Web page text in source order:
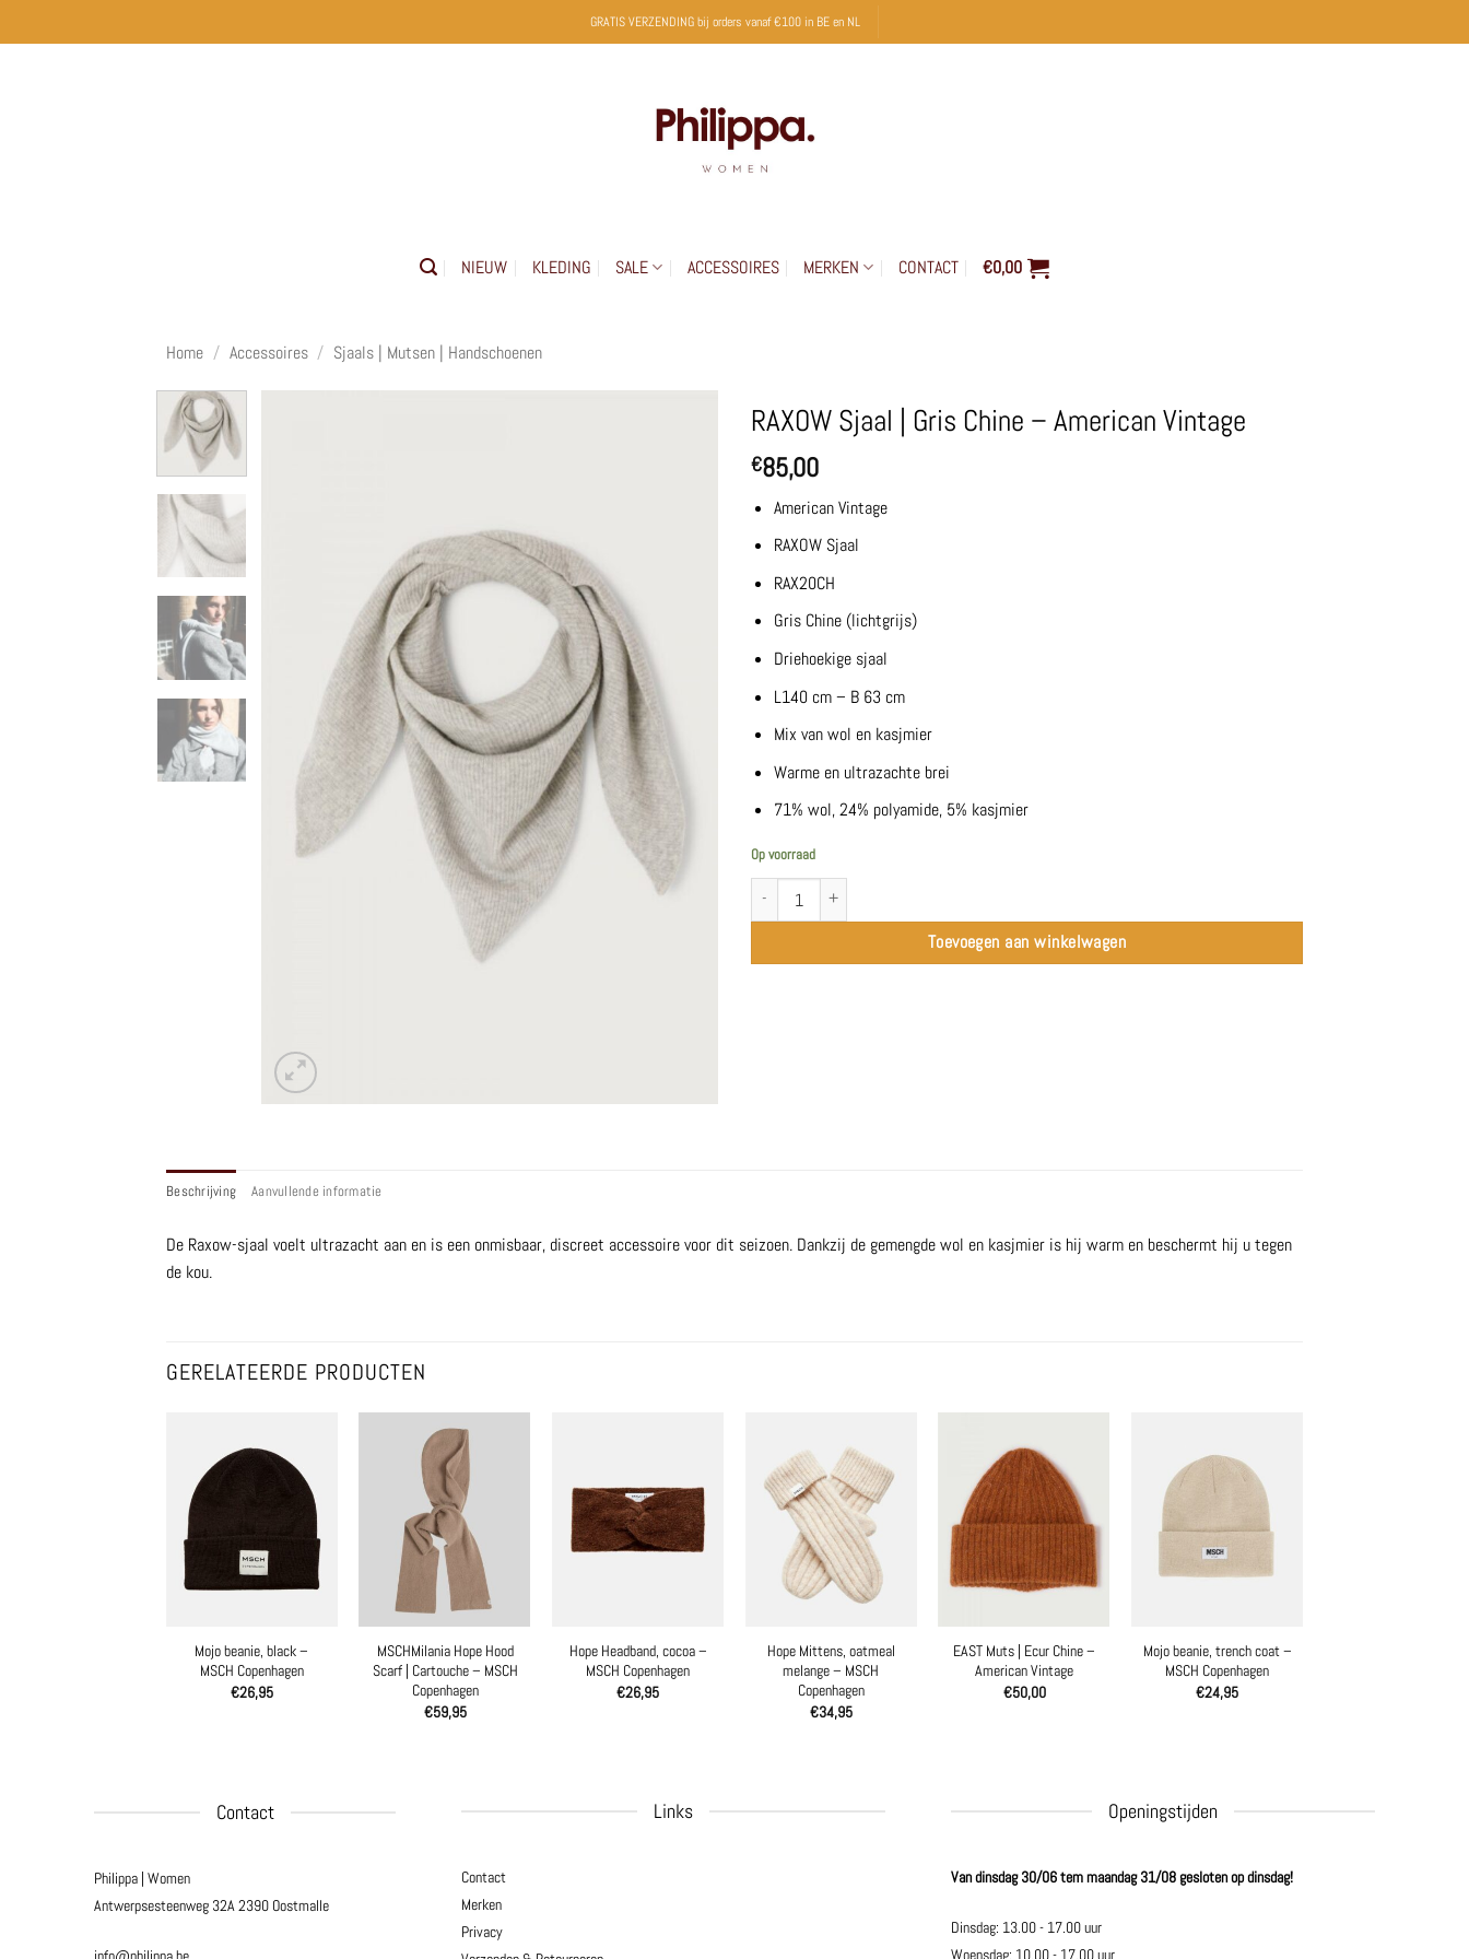
naar
GRATIS VERZENDING bij orders vanaf €100 in BE en NL
NIEUW KLEDING SALE ACCESSOIRES MERKEN CONTACT €0,00
Home / Accessoires / Sjaals | Mutsen | Handschoenen
RAXOW Sjaal | Gris Chine – American Vintage
€85,00
American Vintage
RAXOW Sjaal
RAX20CH
Gris Chine (lichtgrijs)
Driehoekige sjaal
L140 cm – B 63 cm
Mix van wol en kasjmier
Warme en ultrazachte brei
71% wol, 24% polyamide, 5% kasjmier
Op voorraad
RAXOW Sjaal | Gris Chine - American Vintage aantal
Toevoegen aan winkelwagen
Beschrijving Aanvullende informatie
De Raxow-sjaal voelt ultrazacht aan en is een onmisbaar, discreet accessoire voor dit seizoen. Dankzij de gemengde wol en kasjmier is hij warm en beschermt hij u tegen
de kou.
GERELATEERDE PRODUCTEN
Mojo beanie, black –
MSCH Copenhagen
€26,95
MSCHMilania Hope Hood
Scarf | Cartouche – MSCH
Copenhagen
€59,95
Hope Headband, cocoa –
MSCH Copenhagen
€26,95
Hope Mittens, oatmeal
melange – MSCH
Copenhagen
€34,95
EAST Muts | Ecur Chine –
American Vintage
€50,00
Mojo beanie, trench coat –
MSCH Copenhagen
€24,95
Contact
Philippa | Women
Antwerpsesteenweg 32A2390 Oostmalle
Links
Contact
Merken
Privacy
Openingstijden
Van dinsdag 30/06 tem maandag 31/08 gesloten op dinsdag!
Dinsdag: 13.00 - 17.00 uur
Woensdag: 10.00 - 17.00 uur